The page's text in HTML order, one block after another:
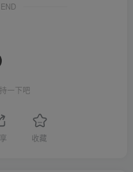
一下吧
收藏